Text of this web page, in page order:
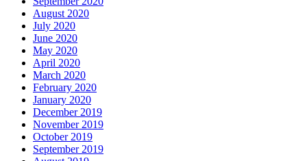
August 2020
July 2020
June 2020
May 2020
April 2020
March 2020
February 2020
January 2020
December 2019
November 2019
October 2019
September 2019